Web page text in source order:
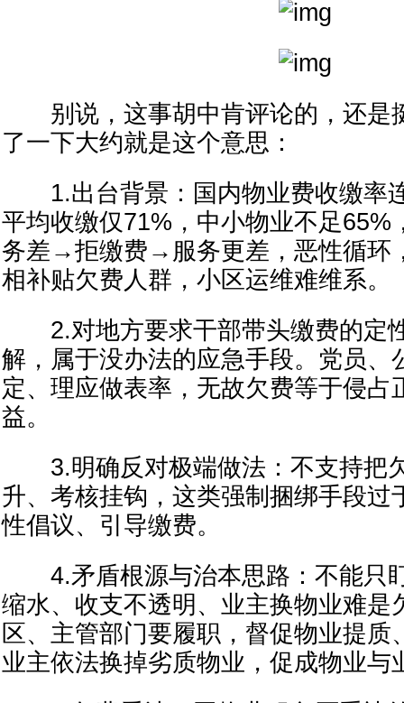
别说，这事胡中肯评论的，还是
了一下大约就是这个意思：
1.出台背景：国内物业费收缴率
平均收缴仅71%，中小物业不足65%
务差→拒缴费→服务更差，恶性循环
相补贴欠费人群，小区运维难维系。
2.对地方要求干部带头缴费的定
解，属于没办法的应急手段。党员、
定、理应做表率，无故欠费等于侵占
益。
3.明确反对极端做法：不支持把
升、考核挂钩，这类强制捆绑手段过
性倡议、引导缴费。
4.矛盾根源与治本思路：不能只
缩水、收支不透明、业主换物业难是
区、主管部门要履职，督促物业提质
业主依法换掉劣质物业，促成物业与